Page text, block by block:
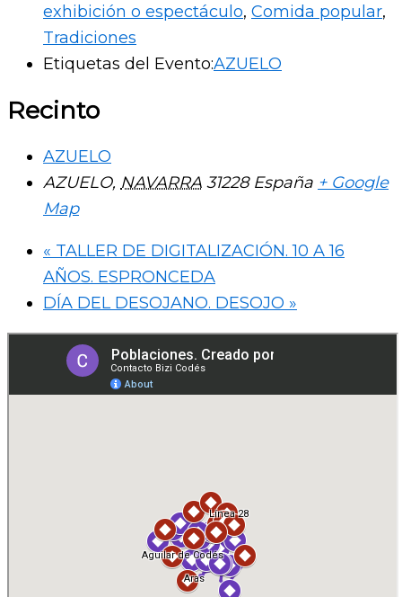
exhibición o espectáculo, Comida popular,
Tradiciones
Etiquetas del Evento:AZUELO
Recinto
AZUELO
AZUELO, NAVARRA 31228 España + Google
Map
« TALLER DE DIGITALIZACIÓN. 10 A 16
AÑOS. ESPRONCEDA
DÍA DEL DESOJANO. DESOJO »